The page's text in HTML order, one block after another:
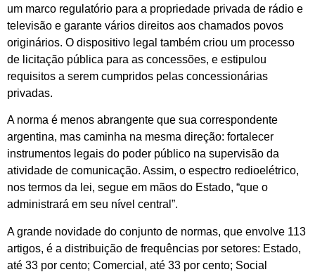
um marco regulatório para a propriedade privada de rádio e
televisão e garante vários direitos aos chamados povos
originários. O dispositivo legal também criou um processo
de licitação pública para as concessões, e estipulou
requisitos a serem cumpridos pelas concessionárias
privadas.
A norma é menos abrangente que sua correspondente
argentina, mas caminha na mesma direção: fortalecer
instrumentos legais do poder público na supervisão da
atividade de comunicação. Assim, o espectro redioelétrico,
nos termos da lei, segue em mãos do Estado, “que o
administrará em seu nível central”.
A grande novidade do conjunto de normas, que envolve 113
artigos, é a distribuição de frequências por setores: Estado,
até 33 por cento; Comercial, até 33 por cento; Social